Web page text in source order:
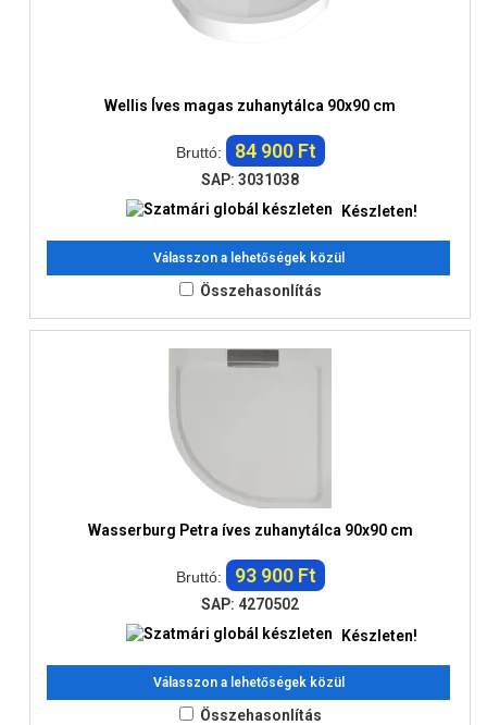
Wellis Íves magas zuhanytálca 90x90 cm
Bruttó: 84 900 Ft
SAP: 3031038
Készleten!
Válasszon a lehetőségek közül
Összehasonlítás
Wasserburg Petra íves zuhanytálca 90x90 cm
Bruttó: 93 900 Ft
SAP: 4270502
Készleten!
Válasszon a lehetőségek közül
Összehasonlítás